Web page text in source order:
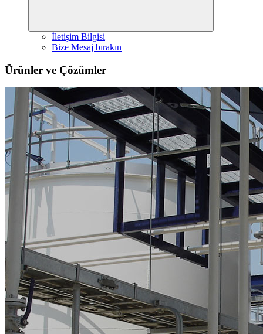
İletişim Bilgisi
Bize Mesaj bırakın
Ürünler ve Çözümler